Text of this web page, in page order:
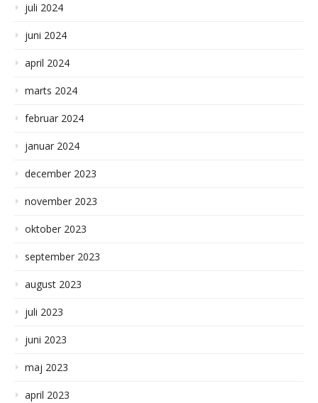
juli 2024
juni 2024
april 2024
marts 2024
februar 2024
januar 2024
december 2023
november 2023
oktober 2023
september 2023
august 2023
juli 2023
juni 2023
maj 2023
april 2023